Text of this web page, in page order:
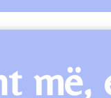
më,